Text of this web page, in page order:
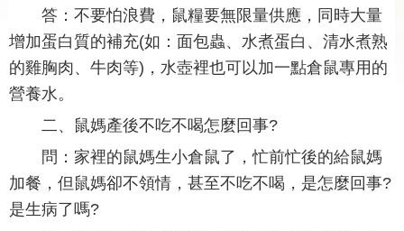
答：不要怕浪費，鼠糧要無限量供應，同時大量
增加蛋白質的補充(如：面包蟲、水煮蛋白、清水煮熟
的雞胸肉、牛肉等)，水壺裡也可以加一點倉鼠專用的
營養水。
二、鼠媽產後不吃不喝怎麼回事?
問：家裡的鼠媽生小倉鼠了，忙前忙後的給鼠媽
加餐，但鼠媽卻不領情，甚至不吃不喝，是怎麼回事?
是生病了嗎?